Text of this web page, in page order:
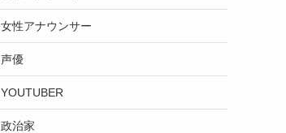
女性アナウンサー
声優
YOUTUBER
政治家